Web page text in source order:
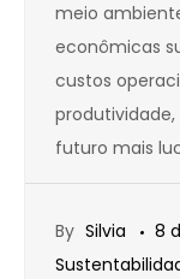
meio
econômicas
custos
futuro mais
By Silvia
8